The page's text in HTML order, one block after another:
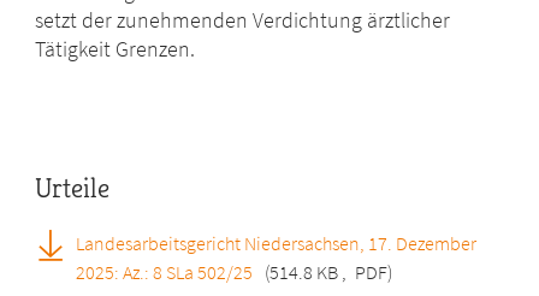
setzt der zunehmenden Verdichtung ärztlicher
Tätigkeit Grenzen.
Urteile
Landesarbeitsgericht Niedersachsen, 17. Dezember
2025: Az.: 8 SLa 502/25 (514.8 KB PDF)